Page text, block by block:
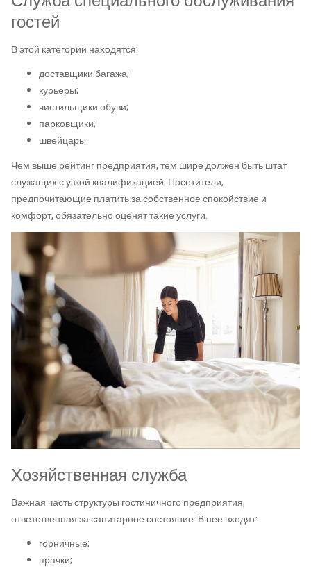
гостей
В этой категории находятся:
доставщики багажа;
курьеры;
чистильщики обуви;
парковщики;
швейцары.
Чем выше рейтинг предприятия, тем шире должен быть штат
служащих с узкой квалификацией. Посетители,
предпочитающие платить за собственное спокойствие и
комфорт, обязательно оценят такие услуги.
Хозяйственная служба
Важная часть структуры гостиничного предприятия,
ответственная за санитарное состояние. В нее входят:
горничные;
прачки;